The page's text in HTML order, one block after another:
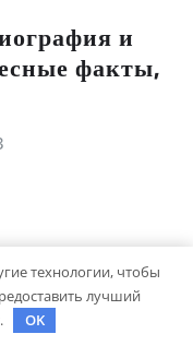
и
факты,
–
жизни и
поэтессы
технологии, чтобы
лучший
OK